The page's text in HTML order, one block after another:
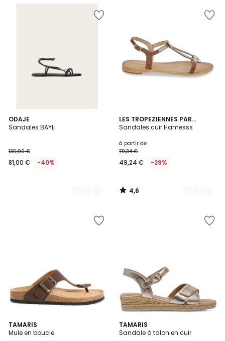
ODAJE
Sandales BAYLI
135,00 €
81,00 € -40%
2
Couleurs
LES TROPEZIENNES PAR
M.BELARBI
Sandales cuir Hamesss
à partir de
70,34 €
49,24 € -29%
4,6
/ 5
4
Couleurs
4,6
/
TAMARIS
Mule en boucle
5
Couleurs
TAMARIS
Sandale à talon en cuir
3
Couleurs